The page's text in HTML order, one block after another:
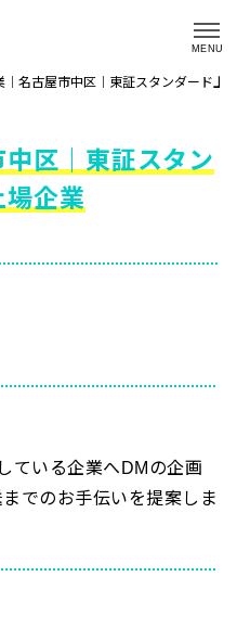
MENU
｜名古屋市中区｜東証スタンダード上
区｜東証スタン
場企業
ている企業へDMの企画
でのお手伝いを提案しま